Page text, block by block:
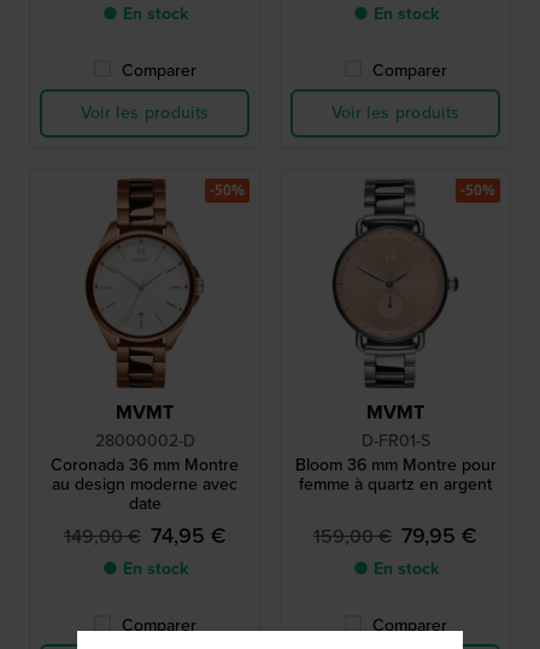
● En stock
Comparer
Voir les produits
● En stock
Comparer
Voir les produits
MVMT
28000002-D
Coronada 36 mm Montre
au design moderne avec
date
149,00 € 74,95 €
● En stock
Comparer
-50%
MVMT
D-FR01-S
Bloom 36 mm Montre pour
femme à quartz en argent
159,00 € 79,95 €
● En stock
Comparer
-50%